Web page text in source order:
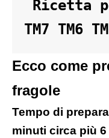
TM7 TM6
Ecco come
fragole
Tempo di
minuti circa più